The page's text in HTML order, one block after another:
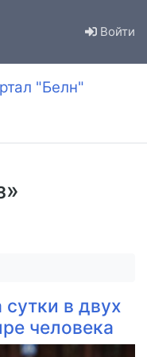
Войти
"Белн"
в двух
человека